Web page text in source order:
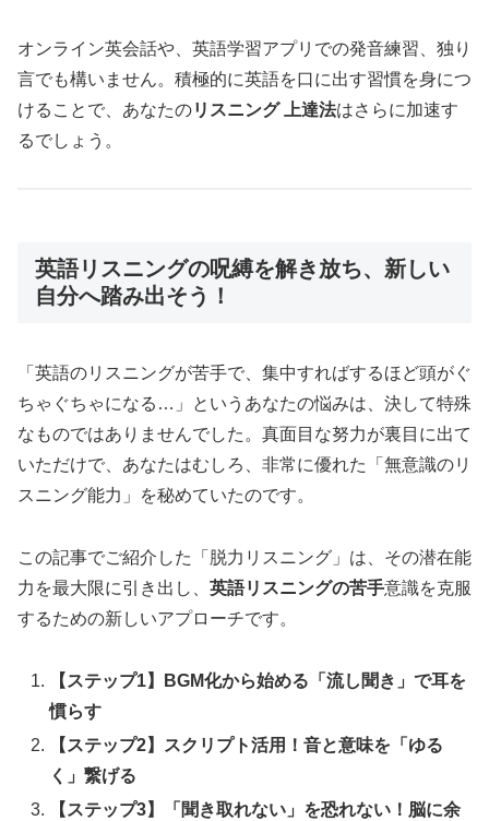
オンライン英会話や、英語学習アプリでの発音練習、独り
言でも構いません。積極的に英語を口に出す習慣を身につ
けることで、あなたのリスニング 上達法はさらに加速す
るでしょう。
英語リスニングの呪縛を解き放ち、新しい
自分へ踏み出そう！
「英語のリスニングが苦手で、集中すればするほど頭がぐ
ちゃぐちゃになる…」というあなたの悩みは、決して特殊
なものではありませんでした。真面目な努力が裏目に出て
いただけで、あなたはむしろ、非常に優れた「無意識のリ
スニング能力」を秘めていたのです。
この記事でご紹介した「脱力リスニング」は、その潜在能
力を最大限に引き出し、 英語リスニングの苦手意識を克服
するための新しいアプローチです。
【ステップ1】BGM化から始める「流し聞き」で耳を
慣らす
【ステップ2】スクリプト活用！音と意味を「ゆる
く」繋げる
【ステップ3】「聞き取れない」を恐れない！脳に余